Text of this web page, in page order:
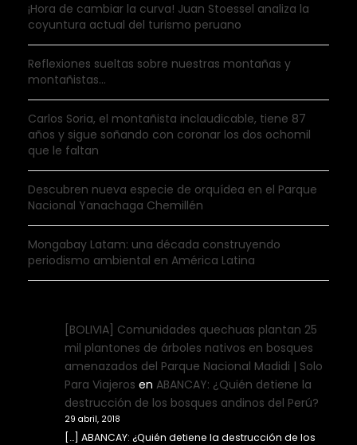
¡Hora de cambiar la curva! Juan Stoessel analiza la
coyuntura actual del turismo peruano
Reflexiones sueltas sobre nuestras montañas y
montañistas…
Carlos Soria, el montañista inclaudicable, tiene 87
años y sigue soñando con coronar los dos ochomil
que le faltan
Descubren nueva especie de orquídea en el Parque
Nacional Yanachaga Chemillén
Mongabay Latam: una década construyendo
periodismo ambiental en América Latina
[BOLIVIA] Comunidades quechuas plantan 25
mil plantones de árboles nativos en bosques
amenazados del Parque Nacional Madidi | Solo
Para Viajeros en ABANCAY: ¿Quién detiene la
destrucción de los bosques andinos del Perú?
29 abril, 2018
[…] ABANCAY: ¿Quién detiene la destrucción de los